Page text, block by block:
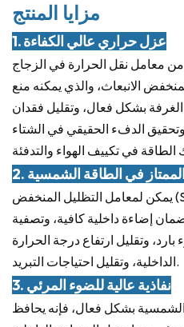
مزايا المنتج
1. عزل حراري عالي الكفاءة
معامل نقل الحرارة في الزجاج
الانبعاث، والذي يمكنه منع
بشكل فعال، وتقليل فقدان
وتحقيق الدفء الحقيقي في الشتاء
الممتاز في الطاقة الشمسية
يمكن لمعامل التظليل المنخفض (SC) حجب المزيد من طاقة
إضاءة داخلية كافية، وتصفية
وتقليل ارتفاع درجة الحرارة
الداخلية، وتقليل احتياجات التبريد.
3. نفاذية عالية للضوء المرئي
بشكل فعال، فإنه يحافظ